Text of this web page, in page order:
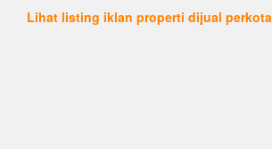
Lihat listing iklan properti dijual perkota